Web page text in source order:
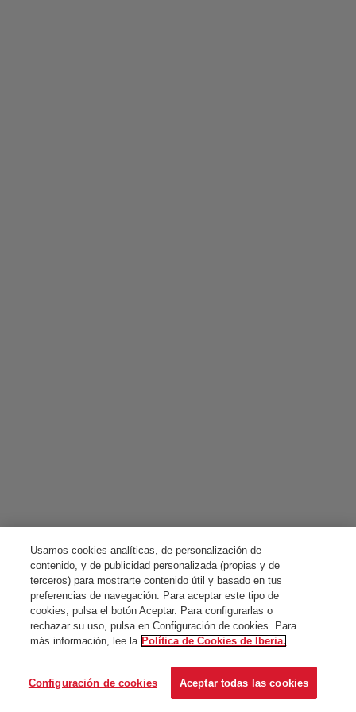
Usamos cookies analíticas, de personalización de
contenido, y de publicidad personalizada (propias y de
terceros) para mostrarte contenido útil y basado en tus
preferencias de navegación. Para aceptar este tipo de
cookies, pulsa el botón Aceptar. Para configurarlas o
rechazar su uso, pulsa en Configuración de cookies. Para
más información, lee la Política de Cookies de Iberia.
Configuración de cookies Aceptar todas las cookies